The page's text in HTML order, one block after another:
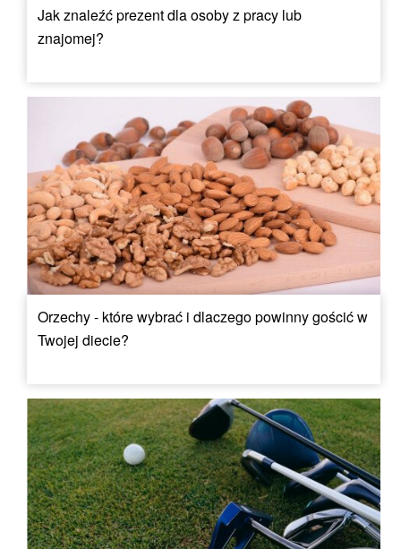
Jak znaleźć prezent dla osoby z pracy lub
znajomej?
Orzechy - które wybrać i dlaczego powinny gościć w
Twojej diecie?